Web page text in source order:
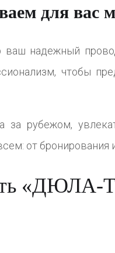
для вас
ваш надежный
чтобы
рубежом,
от бронирования
«ДЮЛА-